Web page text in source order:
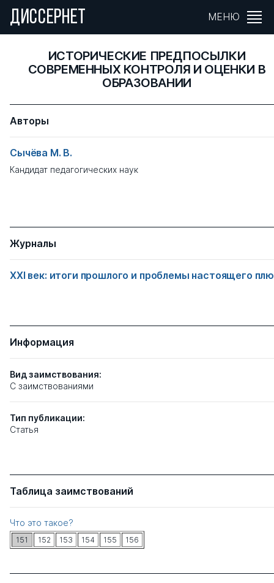
ДИССЕРНЕТ МЕНЮ
ИСТОРИЧЕСКИЕ ПРЕДПОСЫЛКИ
СОВРЕМЕННЫХ КОНТРОЛЯ И ОЦЕНКИ В
ОБРАЗОВАНИИ
Авторы
Сычёва М. В.
Кандидат педагогических наук
Журналы
XXI век: итоги прошлого и проблемы настоящего
Информация
Вид заимствования:
C заимствованиями
Тип публикации:
Статья
Таблица заимствований
Что это такое?
151 152 153 154 155 156